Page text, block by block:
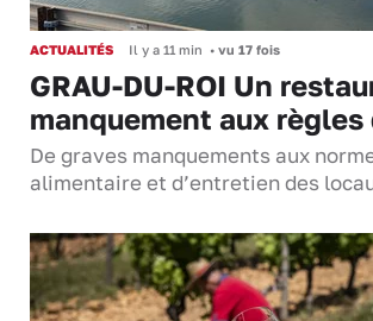
ACTUALITÉS Il y a 11 min • vu 17 fois
GRAU-DU-ROI Un
manquement aux règles
De graves manquements aux
alimentaire et d’entretien des